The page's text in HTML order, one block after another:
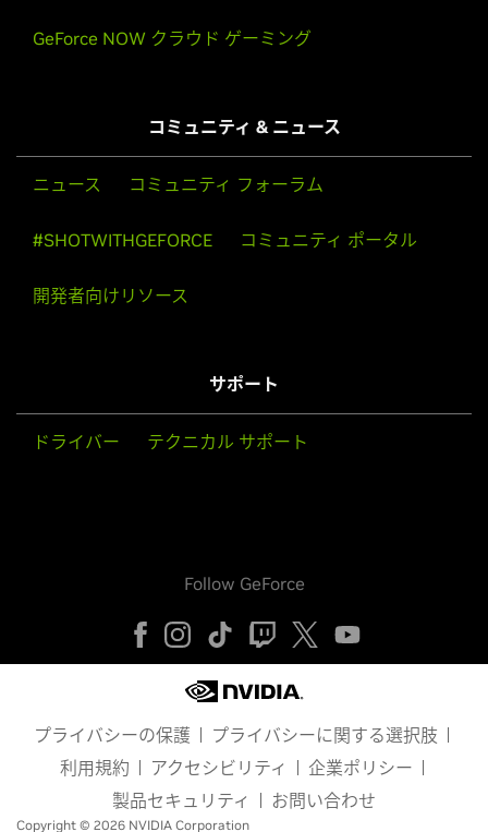
GeForce NOW クラウド ゲーミング
コミュニティ & ニュース
ニュース コミュニティ フォーラム
#SHOTWITHGEFORCE コミュニティ ポータル
開発者向けリソース
サポート
ドライバー テクニカル サポート
Follow GeForce
プライバシーの保護
プライバシーに関する選択肢
利用規約
アクセシビリティ
企業ポリシー
製品セキュリティ
お問い合わせ
Copyright © 2026 NVIDIA Corporation